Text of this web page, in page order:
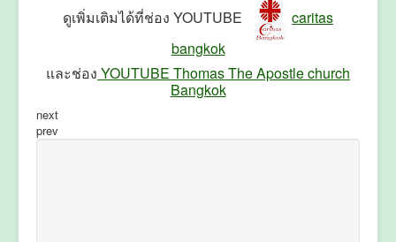
ดูเพิ่มเติมได้ที่ช่อง YOUTUBE
caritas
bangkok
และช่อง YOUTUBE Thomas The Apostle church
Bangkok
next
prev